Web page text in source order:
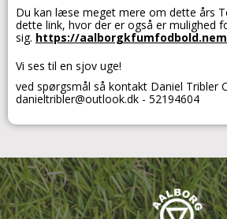
Du kan læse meget mere om dette års
dette link, hvor der er også er mulighed
sig. https://
Vi ses til en sjov uge!
ved spørgsmål så kontakt Daniel Tribler
danieltribler@outlook.dk - 52194604